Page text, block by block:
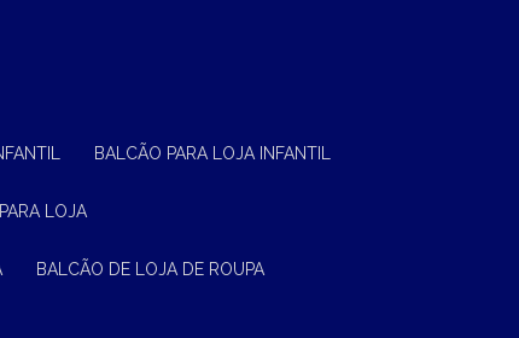
BALCÃO PARA LOJA INFANTIL
LOJA
BALCÃO DE LOJA DE ROUPA